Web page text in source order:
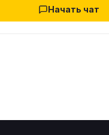
Начать чат